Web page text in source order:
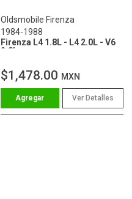
Oldsmobile Firenza
1984-1988
Firenza L4 1.8L - L4 2.0L - V6
2.8L
$1,478.00 MXN
Ver Detalles